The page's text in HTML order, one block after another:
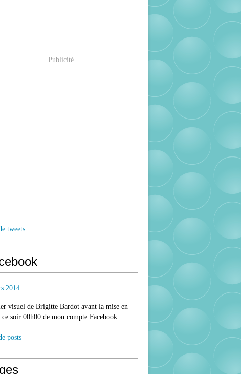
Publicité
tweets
2014
visuel de Brigitte Bardot avant la mise en
soir 00h00 de mon compte Facebook...
posts